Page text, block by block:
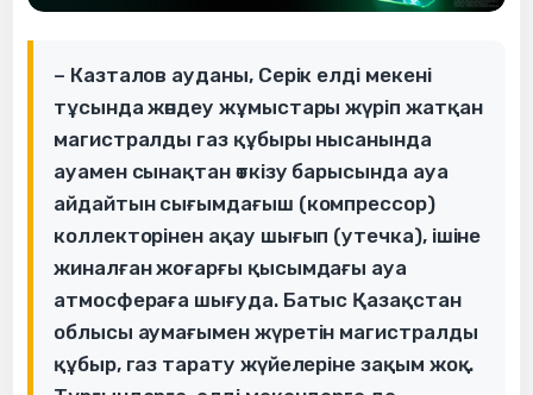
– Казталов ауданы, Серік елді мекені
тұсында жөндеу жұмыстары жүріп жатқан
магистралды газ құбыры нысанында
ауамен сынақтан өткізу барысында ауа
айдайтын сығымдағыш (компрессор)
коллекторінен ақау шығып (утечка), ішіне
жиналған жоғарғы қысымдағы ауа
атмосфераға шығуда. Батыс Қазақстан
облысы аумағымен жүретін магистралды
құбыр, газ тарату жүйелеріне зақым жоқ.